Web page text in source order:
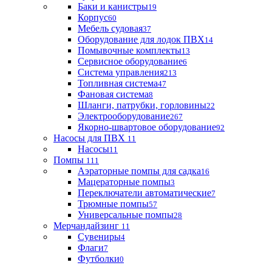
Баки и канистры19
Корпус60
Мебель судовая37
Оборудование для лодок ПВХ14
Помывочные комплекты13
Сервисное оборудование6
Система управления213
Топливная система47
Фановая система8
Шланги, патрубки, горловины22
Электрооборудование267
Якорно-швартовое оборудование92
Насосы для ПВХ 11
Насосы11
Помпы 111
Аэраторные помпы для садка16
Мацераторные помпы3
Переключатели автоматические7
Трюмные помпы57
Универсальные помпы28
Мерчандайзинг 11
Сувениры4
Флаги7
Футболки0